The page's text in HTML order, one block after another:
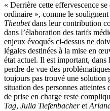
« Derrière cette effervescence
ordinaire », comme le soulignent
Theubetdans leur contribution
dans l’élaboration des tarifs
enjeux évoqués ci-dessus ne
légales destinées à la mise en
état actuel. Il est important, dans
perdre de vue des
toujours pas trouvé une solution
situation des personnes atteintes
de prise en charge reste
Tag, Julia Tiefenbacheret